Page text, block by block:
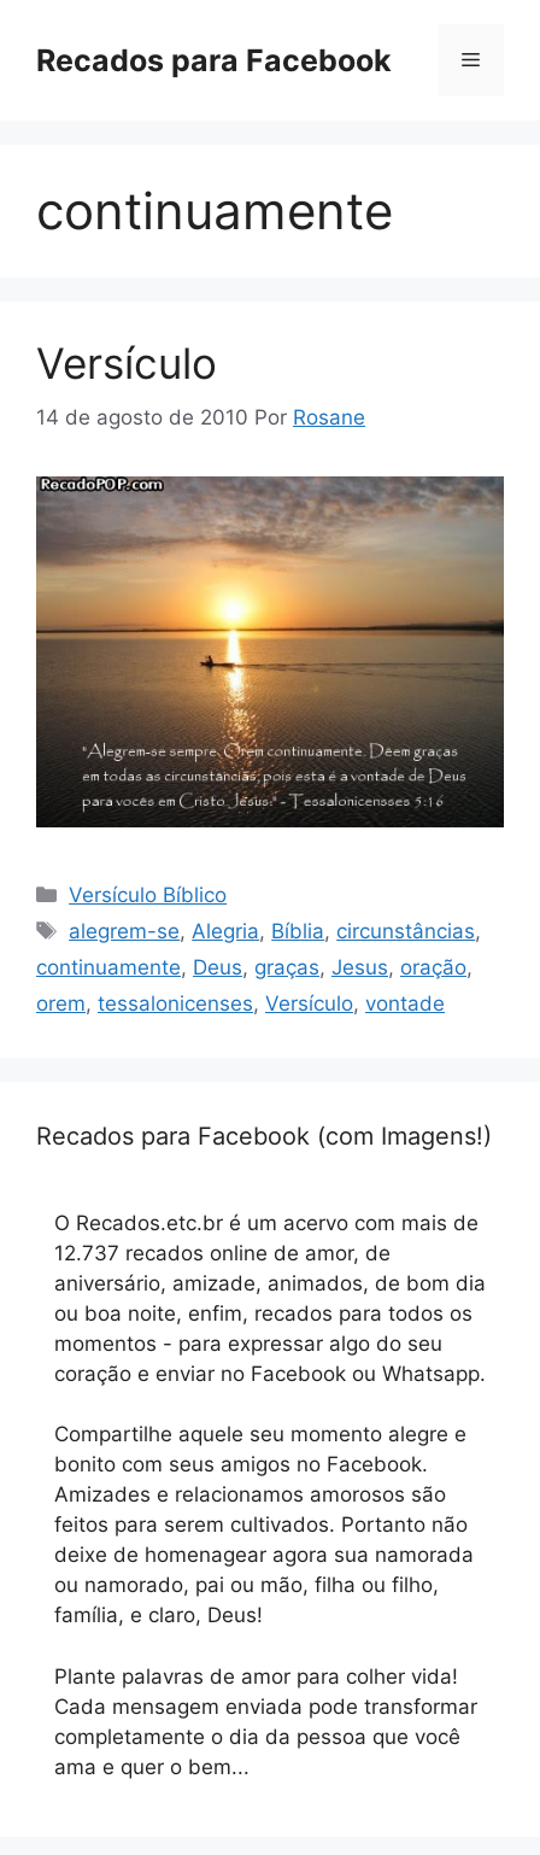
paraRecados para Facebook Menu
continuamente
Versículo
14 de agosto de 2010 Por Rosane
Categorias
Versículo Bíblico
Tags
alegrem-se, Alegria, Bíblia, circunstâncias,
continuamente, Deus, graças, Jesus, oração,
orem, tessalonicenses, Versículo, vontade
Recados para Facebook (com Imagens!)
O Recados.etc.br é um acervo com mais de
12.737 recados online de amor, de
aniversário, amizade, animados, de bom dia
ou boa noite, enfim, recados para todos os
momentos - para expressar algo do seu
coração e enviar no Facebook ou Whatsapp.
Compartilhe aquele seu momento alegre e
bonito com seus amigos no Facebook.
Amizades e relacionamos amorosos são
feitos para serem cultivados. Portanto não
deixe de homenagear agora sua namorada
ou namorado, pai ou mão, filha ou filho,
família, e claro, Deus!
Plante palavras de amor para colher vida!
Cada mensagem enviada pode transformar
completamente o dia da pessoa que você
ama e quer o bem...